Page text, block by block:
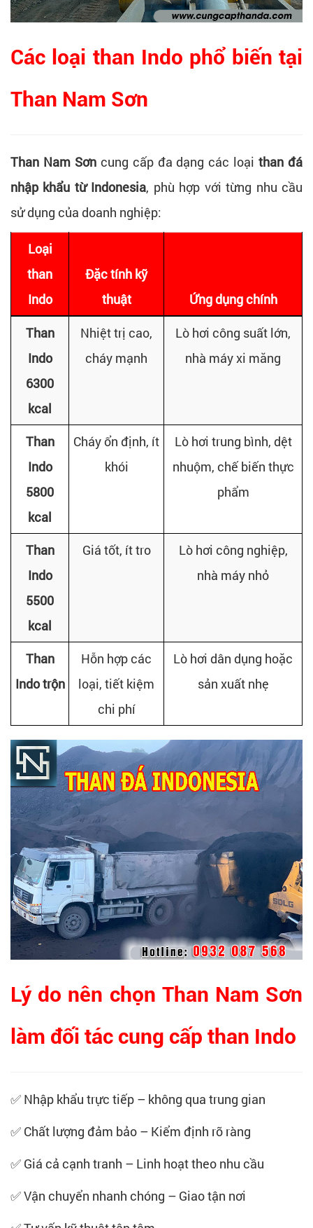
Các loại than Indo phổ biến tại
Than Nam Sơn
Than Nam Sơncung cấp đa dạng các loạithan đá
nhập khẩu từ Indonesia, phù hợp với từng nhu cầu
sử dụng của doanh nghiệp:
Loại
than
Indo
Đặc tính kỹ
thuật
Ứng dụng chính
Than
Indo
6300
kcal
Nhiệt trị cao,
cháy mạnh
Lò hơi công suất lớn,
nhà máy xi măng
Than
Indo
5800
kcal
Cháy ổn định, ít
khói
Lò hơi trung bình, dệt
nhuộm, chế biến thực
phẩm
Than
Indo
5500
kcal
Giá tốt, ít tro
Lò hơi công nghiệp,
nhà máy nhỏ
Than
Indo trộn
Hỗn hợp các
loại, tiết kiệm
chi phí
Lò hơi dân dụng hoặc
sản xuất nhẹ
Lý do nên chọn Than Nam Sơn
làm đối tác cung cấp than Indo
✅ Nhập khẩu trực tiếp – không qua trung gian
✅ Chất lượng đảm bảo – Kiểm định rõ ràng
✅ Giá cả cạnh tranh – Linh hoạt theo nhu cầu
✅ Vận chuyển nhanh chóng – Giao tận nơi